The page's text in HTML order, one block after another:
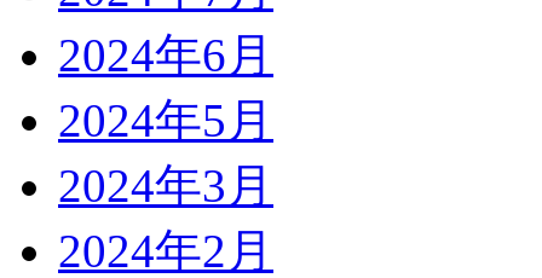
2024年6月
2024年5月
2024年3月
2024年2月